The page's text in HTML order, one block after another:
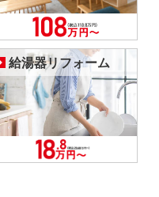
給湯器リフォーム